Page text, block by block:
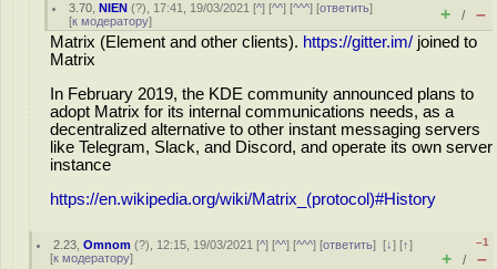
3.70 ,NIEN (?), 17:41, 19/03/2021 [^] [^^] [^^^] [ответить]
[к модератору] + / –
Matrix (Element and other clients). https://gitter.im/ joined to
Matrix
In February 2019, the KDE community announced plans to
adopt Matrix for its internal communications needs, as a
decentralized alternative to other instant messaging servers
like Telegram, Slack, and Discord, and operate its own server
instance
https://en.wikipedia.org/wiki/Matrix_(protocol)#History
2.23 ,Omnom (?), 12:15, 19/03/2021 [^] [^^] [^^^] [ответить][↓] [↑]
[к модератору]
–1
+ / –